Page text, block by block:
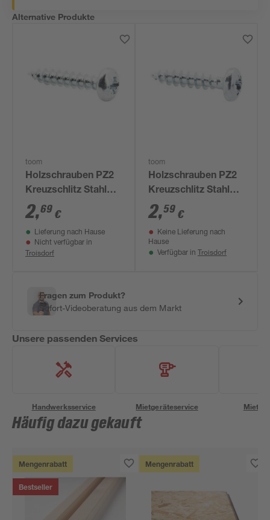
Alternative Produkte
toom
Holzschrauben PZ2
Kreuzschlitz Stahl
verzinkt 4,5 x 16 mm
15 Stück
2,69 €
Lieferung nach Hause
Nicht verfügbar in
Troisdorf
toom
Holzschrauben PZ2
Kreuzschlitz Stahl
verzinkt 4 x 20 mm
15 Stück
2,59 €
Keine Lieferung nach
Hause
Verfügbar in Troisdorf
Fragen zum Produkt?
Sofort-Videoberatung aus dem Markt
Unsere passenden Services
Handwerksservice Mietgeräteservice
Häufig dazu gekauft
Mengenrabatt
Bestseller
Mengenrabatt